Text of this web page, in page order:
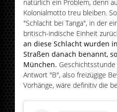
natürlich ein Problem, denn
Kolonialmotto treu bleiben.
"Schlacht bei Tanga", in der
britisch-indische Einheit
an diese Schlacht wurden
Straßen danach benannt,
München. Geschichtsstunde
Antwort "B", also freizügige
Vorhänge, wäre definitiv die